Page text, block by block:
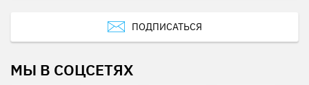
ПОДПИСАТЬСЯ
МЫ В СОЦСЕТЯХ